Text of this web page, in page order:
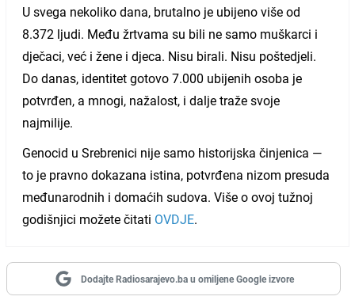
U svega nekoliko dana, brutalno je ubijeno više od
8.372 ljudi. Među žrtvama su bili ne samo muškarci i
dječaci, već i žene i djeca. Nisu birali. Nisu poštedjeli.
Do danas, identitet gotovo 7.000 ubijenih osoba je
potvrđen, a mnogi, nažalost, i dalje traže svoje
najmilije.
Genocid u Srebrenici nije samo historijska činjenica —
to je pravno dokazana istina, potvrđena nizom presuda
međunarodnih i domaćih sudova. Više o ovoj tužnoj
godišnjici možete čitati OVDJE.
Dodajte Radiosarajevo.ba u omiljene Google izvore